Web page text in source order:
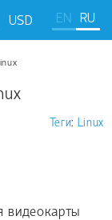
USD EN RU
Теги: Linux
видеокарты